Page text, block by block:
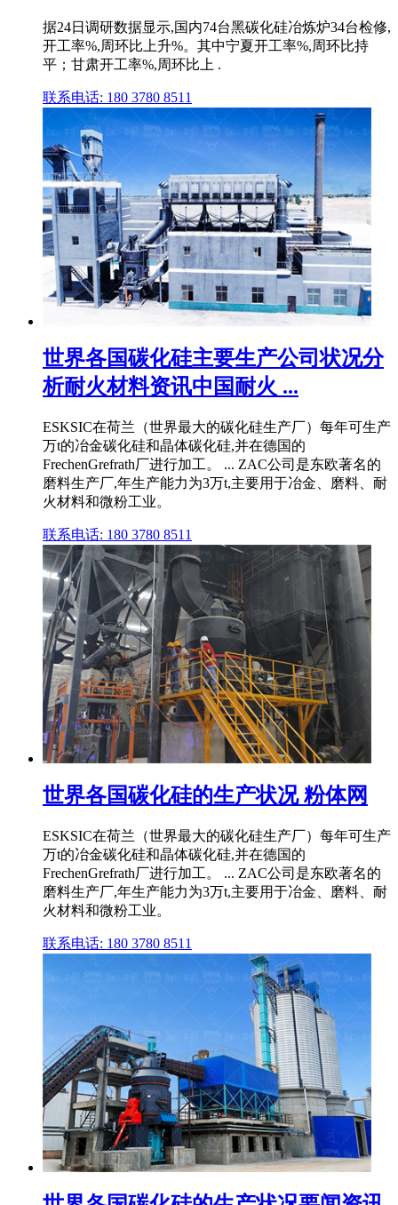
据24日调研数据显示,国内74台黑碳化硅冶炼炉34台检修,
开工率%,周环比上升%。其中宁夏开工率%,周环比持
平；甘肃开工率%,周环比上 .
联系电话: 180 3780 8511
世界各国碳化硅主要生产公司状况分
析耐火材料资讯中国耐火 ...
ESKSIC在荷兰（世界最大的碳化硅生产厂）每年可生产
万t的冶金碳化硅和晶体碳化硅,并在德国的
FrechenGrefrath厂进行加工。 ... ZAC公司是东欧著名的
磨料生产厂,年生产能力为3万t,主要用于冶金、磨料、耐
火材料和微粉工业。
联系电话: 180 3780 8511
世界各国碳化硅的生产状况 粉体网
ESKSIC在荷兰（世界最大的碳化硅生产厂）每年可生产
万t的冶金碳化硅和晶体碳化硅,并在德国的
FrechenGrefrath厂进行加工。 ... ZAC公司是东欧著名的
磨料生产厂,年生产能力为3万t,主要用于冶金、磨料、耐
火材料和微粉工业。
联系电话: 180 3780 8511